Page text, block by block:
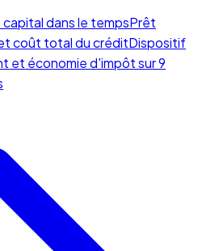
dans le tempsPrêt
coût total du créditDispositif
et économie d'impôt sur 9